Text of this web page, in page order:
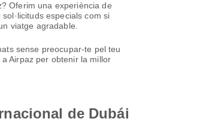
Oferim una experiència de
especials com si
viatge agradable.
sense preocupar-te pel teu
Airpaz per obtenir la millor
de Dubái